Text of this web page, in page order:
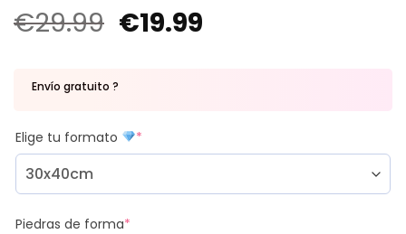
€29.99 €19.99
Envío gratuito ?
Elige tu formato *
Piedras de forma*